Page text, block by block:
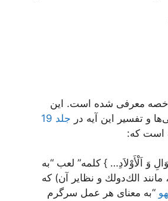
5 ویژگی و شاخصه معرفی شده است. این
و تفسیر این آیه در
جلد 19
است که:
وَ اَلْأَوْلاَدِ… } كلمه” لعب “به
الك‌دولك و نظاير آن) كه
“به معناى هر عمل سرگرم